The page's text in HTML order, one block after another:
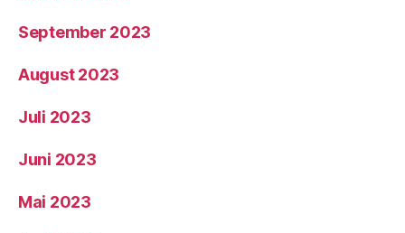
September 2023
August 2023
Juli 2023
Juni 2023
Mai 2023